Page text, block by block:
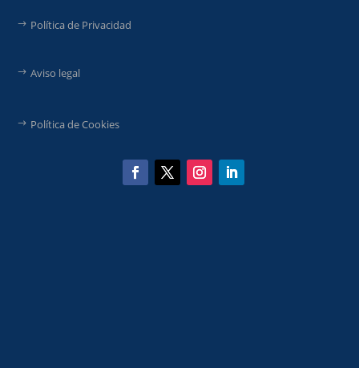
Política de Privacidad
Aviso legal
Política de Cookies